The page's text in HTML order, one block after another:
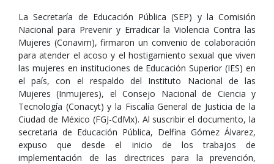
La Secretaría de Educación Pública (SEP) y la Comisión
Nacional para Prevenir y Erradicar la Violencia Contra las
Mujeres (Conavim), firmaron un convenio de colaboración
para atender el acoso y el hostigamiento sexual que viven
las mujeres en instituciones de Educación Superior (IES) en
el país, con el respaldo del Instituto Nacional de las
Mujeres (Inmujeres), el Consejo Nacional de Ciencia y
Tecnología (Conacyt) y la Fiscalía General de Justicia de la
Ciudad de México (FGJ-CdMx). Al suscribir el documento, la
secretaria de Educación Pública, Delfina Gómez Álvarez,
expuso que desde el inicio de los trabajos de
implementación de las directrices para la prevención,